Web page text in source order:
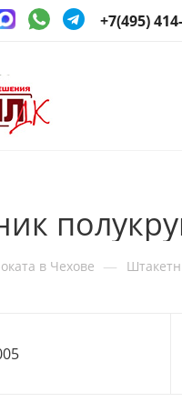
+7(495)
в Чехове —